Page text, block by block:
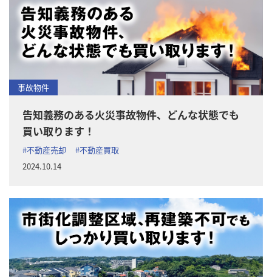
事故物件
告知義務のある火災事故物件、どんな状態でも
買い取ります！
#不動産売却
#不動産買取
2024.10.14